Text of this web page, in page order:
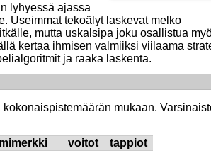
lyhyessä ajassa
Useimmat tekoälyt laskevat melko
mutta uskalsipa joku osallistua
kertaa ihmisen valmiiksi viilaama
ja raaka laskenta.
mukaan.
voitot
tappiot